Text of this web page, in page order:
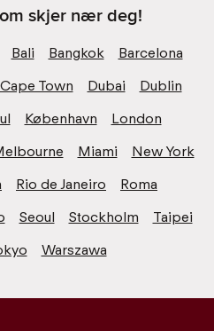
skjer nær deg!
Bali Bangkok
Barcelona
Cape Town Dubai
Dublin
København
London
Miami
New York
Rio de Janeiro
Roma
Seoul Stockholm
Taipei
Warszawa